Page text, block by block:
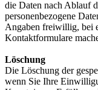
die Daten nach Ablauf
personenbezogene
Angaben freiwillig, bei
Kontaktformulare
Löschung
Die Löschung der
wenn Sie Ihre